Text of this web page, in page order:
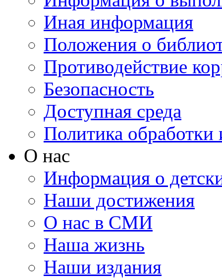
Иная информация
Положения о
Противодействие
Безопасность
Доступная среда
Политика
О нас
Информация о
Наши достижения
О нас в СМИ
Наша жизнь
Наши издания